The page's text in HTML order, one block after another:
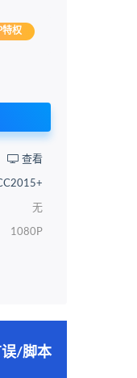
特权
查看
无
1080P
误/脚本